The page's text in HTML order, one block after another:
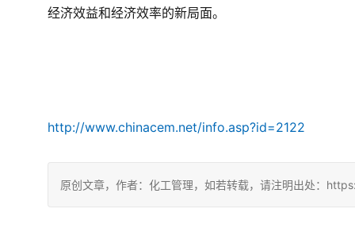
经济效益和经济效率的新局面。
http://www.chinacem.net/info.asp?id=2122
原创文章，作者：化工管理，如若转载，请注明出处：